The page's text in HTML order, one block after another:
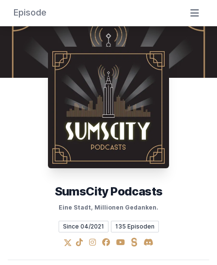
Episode
SumsCity Podcasts
Eine Stadt, Millionen Gedanken.
Since 04/2021 135 Episoden
X TikTokInstagram
Facebook
YouTube
SteadyDiscord